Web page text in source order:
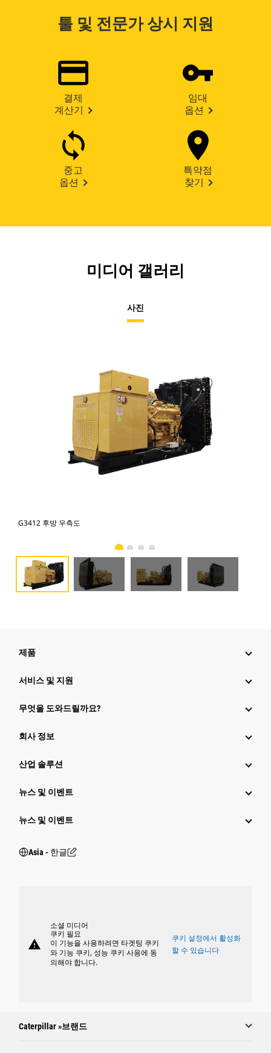
툴 및 전문가 상시 지원
결제
계산기
임대
옵션
중고
옵션
특약점
찾기
미디어 갤러리
사진
G3412 후방 우측도
제품
서비스 및 지원
무엇을 도와드릴까요?
회사 정보
산업 솔루션
뉴스 및 이벤트
뉴스 및 이벤트
Asia - 한글
warning
소셜 미디어
쿠키 필요
이 기능을 사용하려면 타겟팅 쿠키
와 기능 쿠키, 성능 쿠키 사용에 동
의해야 합니다.
쿠키 설정에서 활성화
할 수 있습니다
Caterpillar »브랜드